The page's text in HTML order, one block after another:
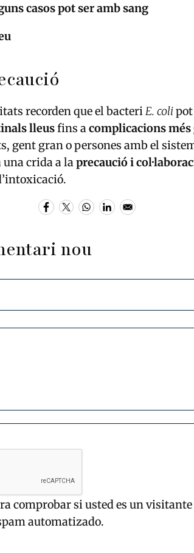
casos pot ser amb sang
recorden que el bacteriE. coli
lleusfins acomplicacions més
gent gran o persones amb el
una crida a laprecaució i
nou
comprobar si usted es un
automatizado.